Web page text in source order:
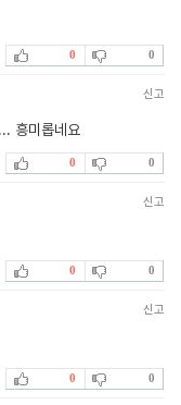
0 0
신고
흥미롭네요
0 0
신고
0 0
신고
0 0